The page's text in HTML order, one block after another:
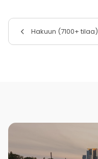
Hakuun (7100+ tilaa)